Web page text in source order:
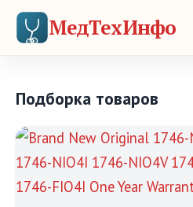
МедТехИнфо
Подборка товаров